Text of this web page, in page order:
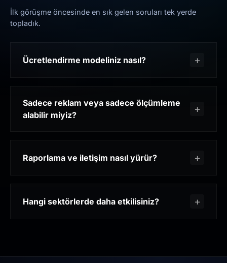
İlk görüşme öncesinde en sık gelen soruları tek yerde
topladık.
Ücretlendirme modeliniz nasıl?
Sadece reklam veya sadece ölçümleme
alabilir miyiz?
Raporlama ve iletişim nasıl yürür?
Hangi sektörlerde daha etkilisiniz?